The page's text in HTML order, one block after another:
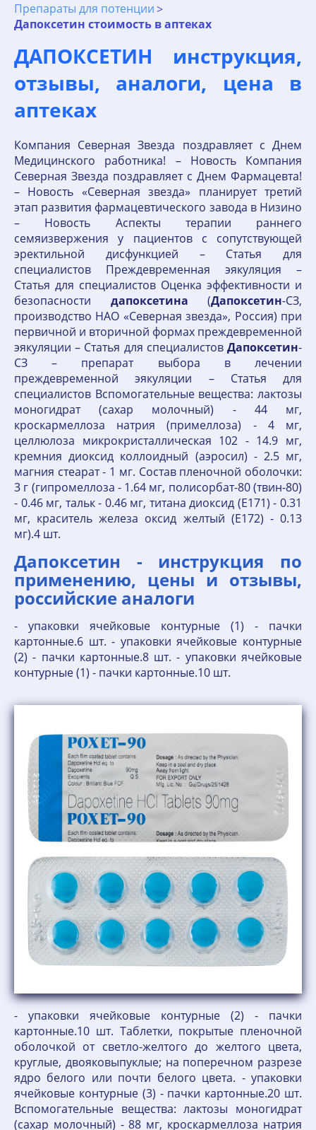
Препараты для потенции
Дапоксетин стоимость в аптеках
ДАПОКСЕТИН инструкция,
отзывы, аналоги, цена в
аптеках
Компания Северная Звезда поздравляет с Днем
Медицинского работника! – Новость Компания
Северная Звезда поздравляет с Днем Фармацевта!
– Новость «Северная звезда» планирует третий
этап развития фармацевтического завода в Низино
– Новость Аспекты терапии раннего
семяизвержения у пациентов с сопутствующей
эректильной дисфункцией – Статья для
специалистов Преждевременная эякуляция –
Статья для специалистов Оценка эффективности и
безопасности дапоксетина (Дапоксетин-СЗ,
производство НАО «Северная звезда», Россия) при
первичной и вторичной формах преждевременной
эякуляции – Статья для специалистов Дапоксетин-
СЗ – препарат выбора в лечении
преждевременной эякуляции – Статья для
специалистов Вспомогательные вещества: лактозы
моногидрат (сахар молочный) - 44 мг,
кроскармеллоза натрия (примеллоза) - 4 мг,
целлюлоза микрокристаллическая 102 - 14.9 мг,
кремния диоксид коллоидный (аэросил) - 2.5 мг,
магния стеарат - 1 мг. Состав пленочной оболочки:
3 г (гипромеллоза - 1.64 мг, полисорбат-80 (твин-80)
- 0.46 мг, тальк - 0.46 мг, титана диоксид (E171) - 0.31
мг, краситель железа оксид желтый (E172) - 0.13
мг).4 шт.
Дапоксетин - инструкция по
применению, цены и отзывы,
российские аналоги
- упаковки ячейковые контурные (1) - пачки
картонные.6 шт. - упаковки ячейковые контурные
(2) - пачки картонные.8 шт. - упаковки ячейковые
контурные (1) - пачки картонные.10 шт.
- упаковки ячейковые контурные (2) - пачки
картонные.10 шт. Таблетки, покрытые пленочной
оболочкой от светло-желтого до желтого цвета,
круглые, двояковыпуклые; на поперечном разрезе
ядро белого или почти белого цвета. - упаковки
ячейковые контурные (3) - пачки картонные.20 шт.
Вспомогательные вещества: лактозы моногидрат
(сахар молочный) - 88 мг, кроскармеллоза натрия